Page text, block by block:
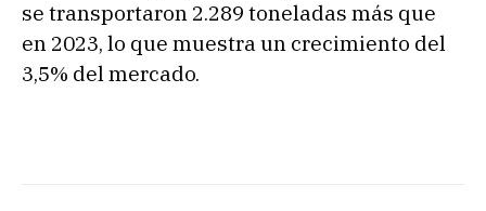
se transportaron 2.289 toneladas más que
en 2023, lo que muestra un crecimiento del
3,5% del mercado.